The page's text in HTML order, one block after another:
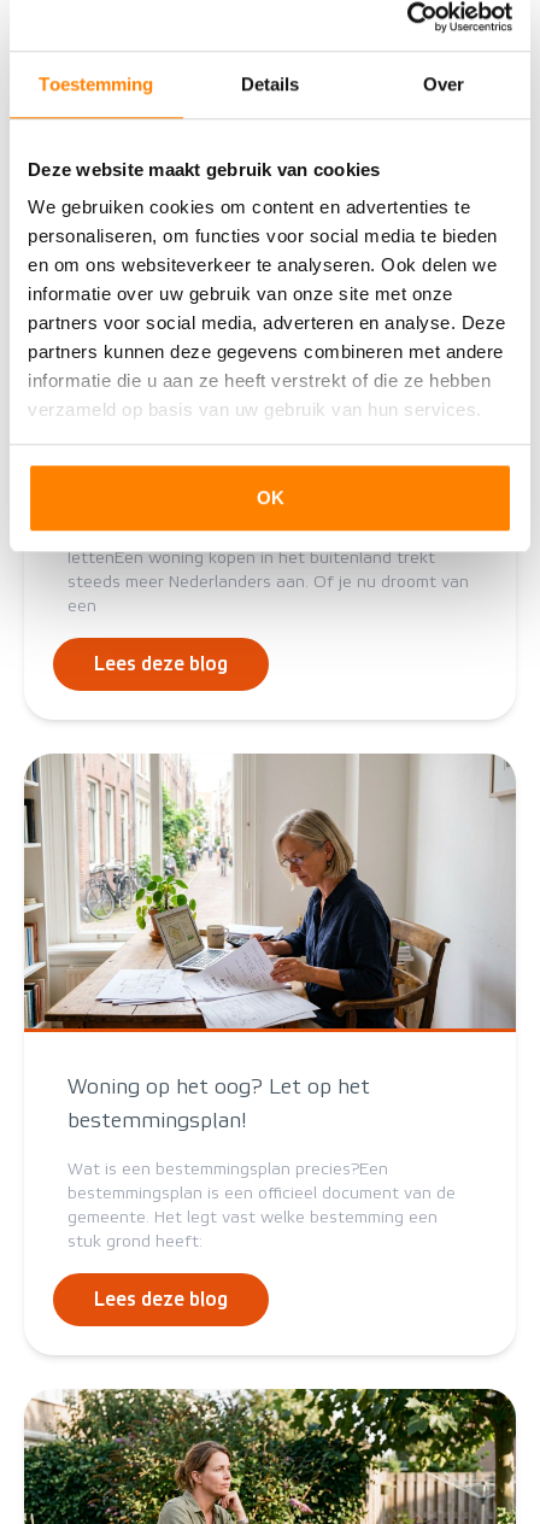
Toestemming Details Over
Deze website maakt gebruik van cookies
We gebruiken cookies om content en advertenties te
personaliseren, om functies voor social media te bieden
en om ons websiteverkeer te analyseren. Ook delen we
informatie over uw gebruik van onze site met onze
partners voor social media, adverteren en analyse. Deze
partners kunnen deze gegevens combineren met andere
informatie die u aan ze heeft verstrekt of die ze hebben
verzameld op basis van uw gebruik van hun services.
OK
Een huis kopen in het buitenland? Hier
Een huis kopen in het buitenland? Hier moet je op
lettenEen woning kopen in het buitenland trekt
steeds meer Nederlanders aan. Of je nu droomt van
een
Lees deze blog
Woning op het oog? Let op het
bestemmingsplan!
Wat is een bestemmingsplan precies?Een
bestemmingsplan is een officieel document van de
gemeente. Het legt vast welke bestemming een
stuk grond heeft:
Lees deze blog